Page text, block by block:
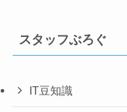
スタッフぶろぐ
IT豆知識